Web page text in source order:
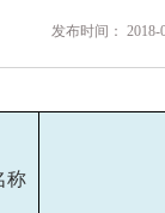
发布时间：
称